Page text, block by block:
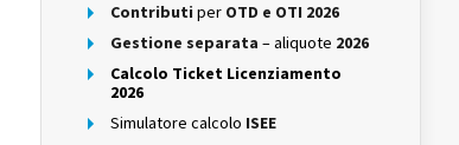
Contributi per OTD e OTI 2026
Gestione separata – aliquote 2026
Calcolo Ticket Licenziamento
2026
Simulatore calcolo ISEE